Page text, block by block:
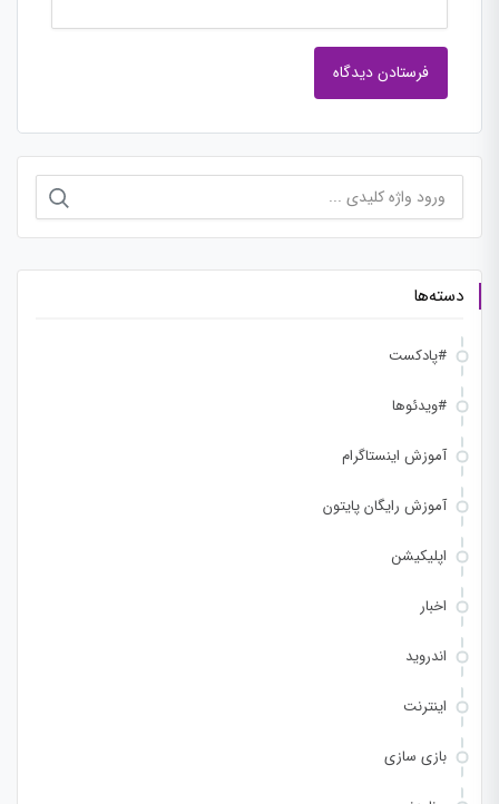
برای:
دسته‌ها
#پادکست
#ویدئوها
آموزش اینستاگرام
آموزش رایگان پایتون
اپلیکیشن
اخبار
اندروید
اینترنت
بازی سازی